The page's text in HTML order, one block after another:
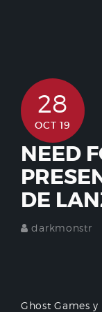
28
OCT 19
NEED
DE
darkmonstr
Ghost Games